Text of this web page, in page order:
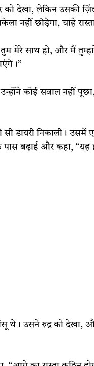
को देखा, लेकिन उसकी
नहीं छोड़ेगा, चाहे
मेरे साथ हो, और मैं
कोई सवाल नहीं
डायरी निकाली।
बढ़ाई और कहा, “यह
उसने रुद्र को देखा, और